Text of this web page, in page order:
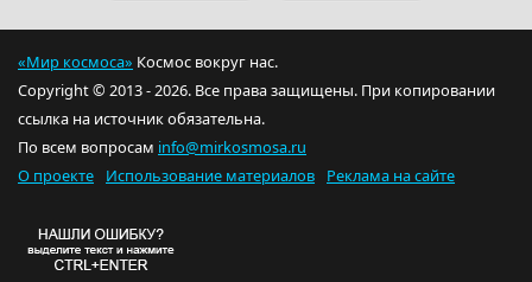
«Мир космоса» Космос вокруг нас.
Copyright © 2013 - 2026. Все права защищены. При копировании
ссылка на источник обязательна.
По всем вопросам info@mirkosmosa.ru
О проекте
Использование материалов Реклама на сайте